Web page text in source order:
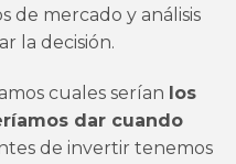
de mercado y análisis
la decisión.
cuales serían los
dar cuando
de invertir tenemos